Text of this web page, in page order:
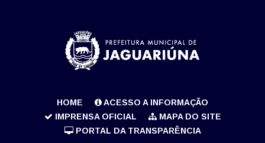
HOME
ACESSO A INFORMAÇÃO
IMPRENSA OFICIAL
MAPA DO SITE
PORTAL DA TRANSPARÊNCIA